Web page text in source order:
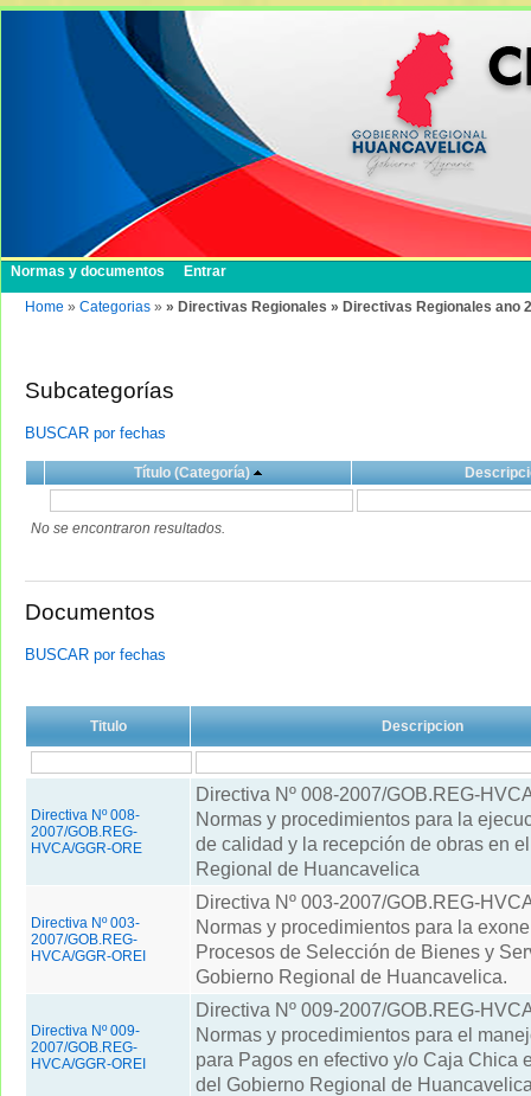
Normas y documentos Entrar
Home » Categorias » » Directivas Regionales » Directivas Regionales ano
Subcategorías
BUSCAR por fechas
Título (Categoría)
No se encontraron resultados.
Documentos
BUSCAR por fechas
Titulo Descripcion
Directiva Nº 008-
2007/GOB.REG-
HVCA/GGR-ORE
Directiva Nº 008-2007/GOB.REG-
Normas y procedimientos para la
de calidad y la recepción de obras en
Regional de Huancavelica
Directiva Nº 003-
2007/GOB.REG-
HVCA/GGR-OREI
Directiva Nº 003-2007/GOB.REG-
Normas y procedimientos para la
Procesos de Selección de Bienes y
Gobierno Regional de Huancavelica.
Directiva Nº 009-
2007/GOB.REG-
HVCA/GGR-OREI
Directiva Nº 009-2007/GOB.REG-
Normas y procedimientos para el
para Pagos en efectivo y/o Caja Chica
del Gobierno Regional de